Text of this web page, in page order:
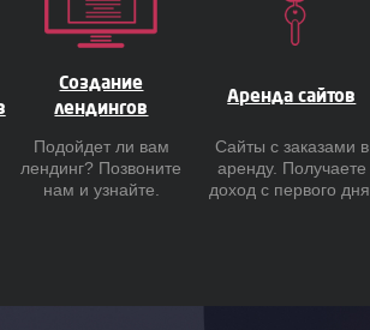
Cоздание
лендингов
Подойдет ли вам
лендинг? Позвоните
нам и узнайте.
Аренда сайтов
Сайты с заказами в
аренду. Получаете
доход с первого дня.